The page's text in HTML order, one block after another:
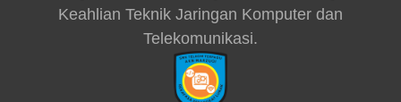
Keahlian Teknik Jaringan Komputer dan
Telekomunikasi.